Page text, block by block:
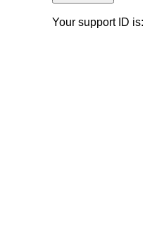
Your support ID